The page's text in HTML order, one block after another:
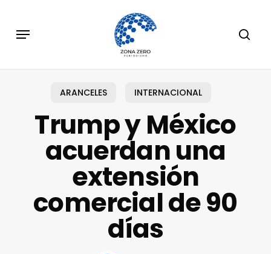
main
Menu
ARANCELES INTERNACIONAL
Trump y México
acuerdan una
extensión
comercial de 90
días